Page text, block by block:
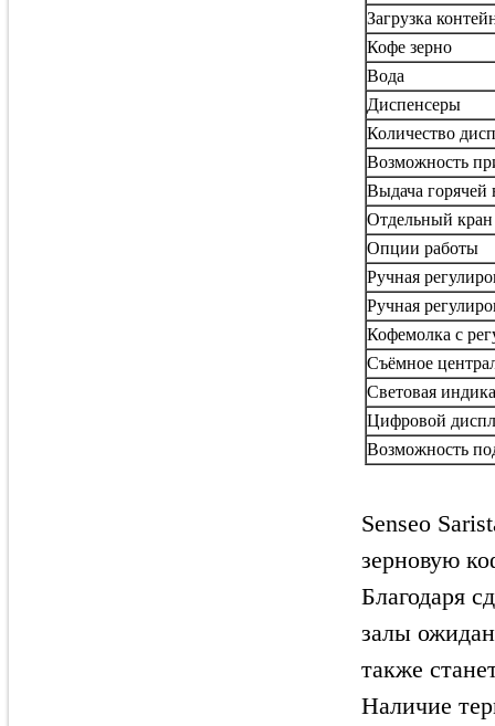
Загрузка
Кофе зерно
Вода
Диспенсеры
Количество
Возможность
Выдача горячей
Отдельный кран
Опции работы
Ручная
Ручная
Кофемолка с
Съёмное
Световая
Цифровой
Возможность
Senseo
зерновую
Благодаря
залы
также
Наличие